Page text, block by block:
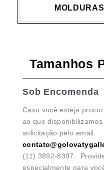
Tamanhos
Sob Encomenda
Caso você esteja
ao que
solicitação pelo email
(11) 3892-8397.
especialmente para